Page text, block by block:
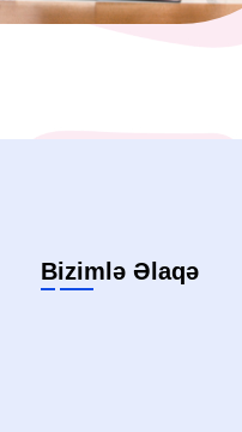
Bizimlə Əlaqə